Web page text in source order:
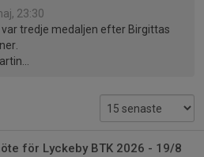
23:30
tredje medaljen efter Birgittas
för Lyckeby BTK 2026 - 19/8